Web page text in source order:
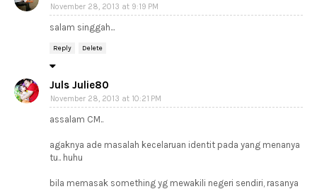
November 28, 2013 at 9:19 PM
salam singgah...
Reply Delete
Juls Julie80
November 28, 2013 at 10:21 PM
assalam CM..
agaknya ade masalah kecelaruan identit pada yang menanya
tu.. huhu
bila memasak something yg mewakili negeri sendiri, rasanya